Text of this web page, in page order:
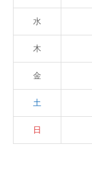
水
木
金
土
日